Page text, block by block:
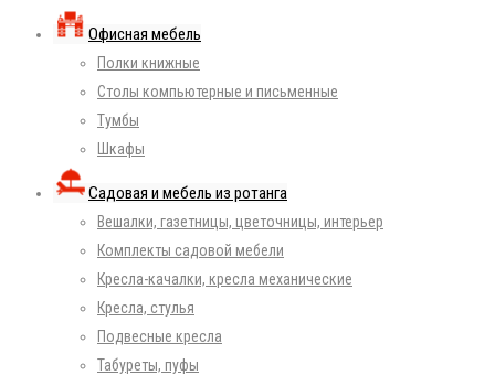
Офисная мебель
Полки книжные
Столы компьютерные и письменные
Тумбы
Шкафы
Садовая и мебель из ротанга
Вешалки, газетницы, цветочницы, интерьер
Комплекты садовой мебели
Кресла-качалки, кресла механические
Кресла, стулья
Подвесные кресла
Табуреты, пуфы